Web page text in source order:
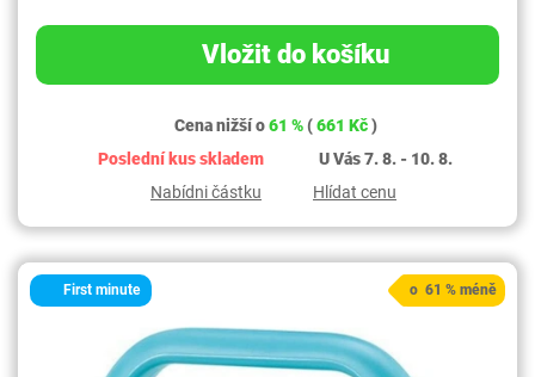
Vložit do košíku
Cena nižší o61 %(661 Kč)
Poslední kus skladem
U Vás 7. 8. - 10. 8.
Nabídni částku
Hlídat cenu
First minute o 61 % méně